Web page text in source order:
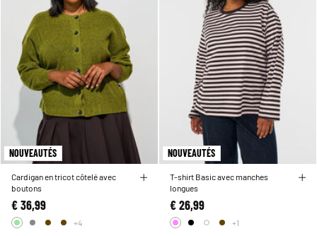
NOUVEAUTÉS
Cardigan en tricot côtelé avec
boutons
€ 36,99
+4
NOUVEAUTÉS
T-shirt Basic avec manches
longues
€ 26,99
+1